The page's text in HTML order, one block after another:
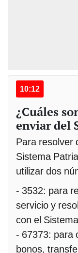
10:12
¿Cuáles
enviar del
Para resolver
Sistema
utilizar dos
- 3532: para
servicio y
con el
- 67373: para
bonos,